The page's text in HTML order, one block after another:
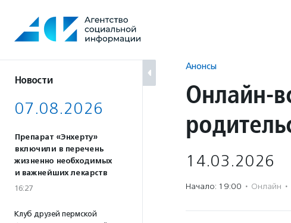
содержанию
Новости
07.08.2026
Препарат «Энхерту»
включили в перечень
жизненно необходимых
и важнейших лекарств
16:27
Клуб друзей пермской
Анонсы
Онлайн-
14.03.2026
Начало: 19:00 · Онлайн ·